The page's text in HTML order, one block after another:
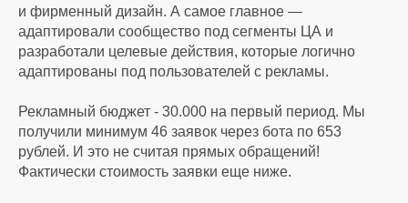
и фирменный дизайн. А самое главное —
адаптировали сообщество под сегменты ЦА и
разработали целевые действия, которые логично
адаптированы под пользователей с рекламы.
Рекламный бюджет - 30.000 на первый период. Мы
получили минимум 46 заявок через бота по 653
рублей. И это не считая прямых обращений!
Фактически стоимость заявки еще ниже.